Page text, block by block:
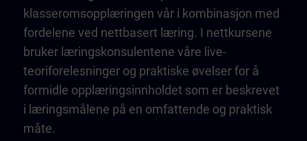
klasseromsopplæringen vår i kombinasjon med
fordelene ved nettbasert læring. I nettkursene
bruker læringskonsulentene våre live-
teoriforelesninger og praktiske øvelser for å
formidle opplæringsinnholdet som er beskrevet
i læringsmålene på en omfattende og praktisk
måte.